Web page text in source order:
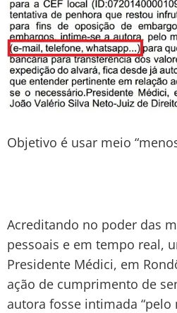
Objetivo é usar meio
Acreditando no poder das
pessoais e em tempo real,
Presidente Médici, em
ação de cumprimento de
autora fosse intimada